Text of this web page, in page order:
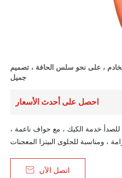
الخادم ، على نحو سلس الحافة ، تصميم
جميل
احصل على أحدث الأسعار
للصدأ خدمة الكيك ، مع حواف ناعمة ،
، ومناسبة للحلوى البيتزا المعجنات
 اتصل الآن